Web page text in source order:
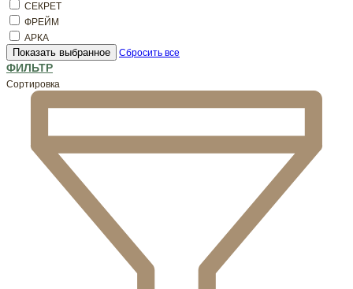
СЕКРЕТ
ФРЕЙМ
АРКА
Показать выбранное Сбросить все
ФИЛЬТР
Сортировка